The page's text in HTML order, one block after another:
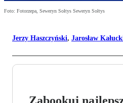
Foto: Fotorzepa, Seweryn Sołtys Seweryn Sołtys
Jerzy Haszczyński, Jarosław